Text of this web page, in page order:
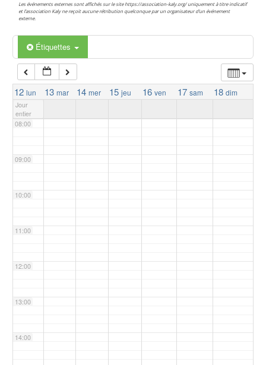
Les événements externes sont affichés sur le site https://association-kaly.org/ uniquement à titre indicatif
et l’association Kaly ne reçoit aucune rétribution quelconque par un organisateur d’un événement
externe.
Étiquettes
12 lun 13 mar 14 mer 15 jeu 16 ven 17 sam 18 dim
Jour
entier
05:00
06:00
07:00
08:00
09:00
10:00
11:00
12:00
13:00
14:00